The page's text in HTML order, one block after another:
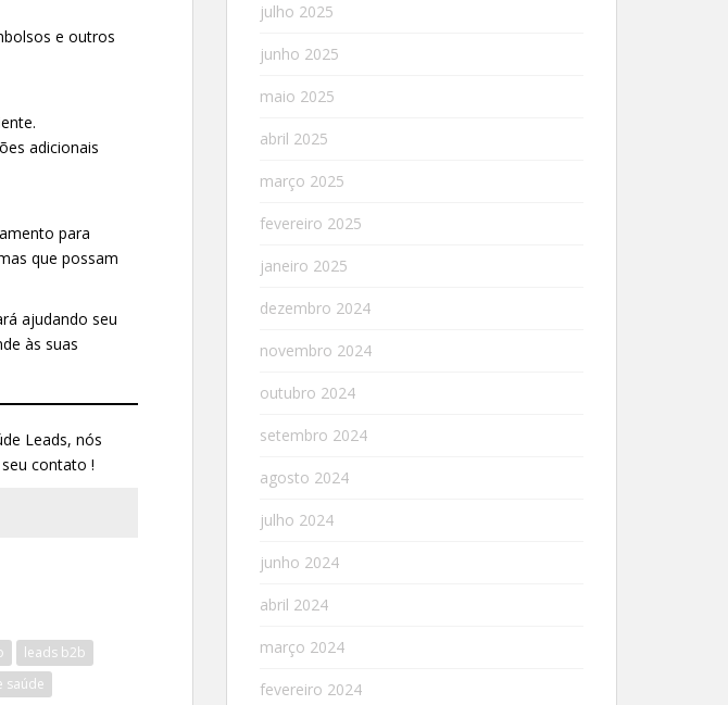
e outros
adicionais
para
que possam
ajudando seu
às suas
Leads, nós
contato !
leads b2b
saúde
julho 2025
junho 2025
maio 2025
abril 2025
março 2025
fevereiro 2025
janeiro 2025
dezembro 2024
novembro 2024
outubro 2024
setembro 2024
agosto 2024
julho 2024
junho 2024
abril 2024
março 2024
fevereiro 2024